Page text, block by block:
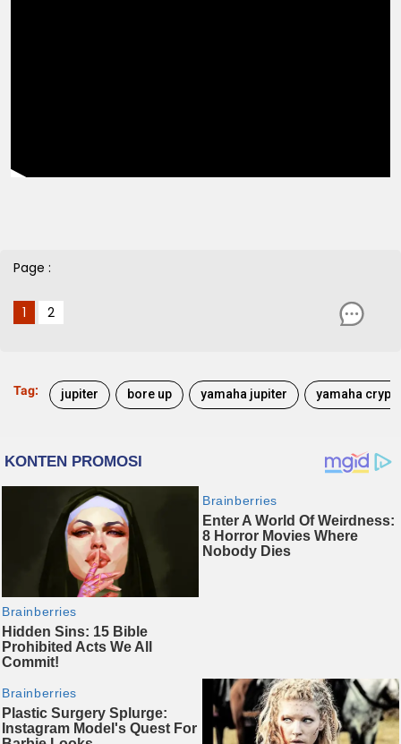
Page :
1 2
Tag: jupiter bore up yamaha jupiter yamaha